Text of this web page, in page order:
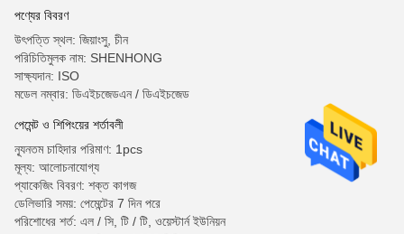
পণ্যের বিবরণ
উৎপত্তি স্থল: জিয়াংসু, চীন
পরিচিতিমুলক নাম: SHENHONG
সাক্ষ্যদান: ISO
মডেল নম্বার: ডিএইচজেডএন / ডিএইচজেড
পেমেন্ট ও শিপিংয়ের শর্তাবলী
ন্যূনতম চাহিদার পরিমাণ: 1pcs
মূল্য: আলোচনাযোগ্য
প্যাকেজিং বিবরণ: শক্ত কাগজ
ডেলিভারি সময়: পেমেন্টের 7 দিন পরে
পরিশোধের শর্ত: এল / সি, টি / টি, ওয়েস্টার্ন ইউনিয়ন